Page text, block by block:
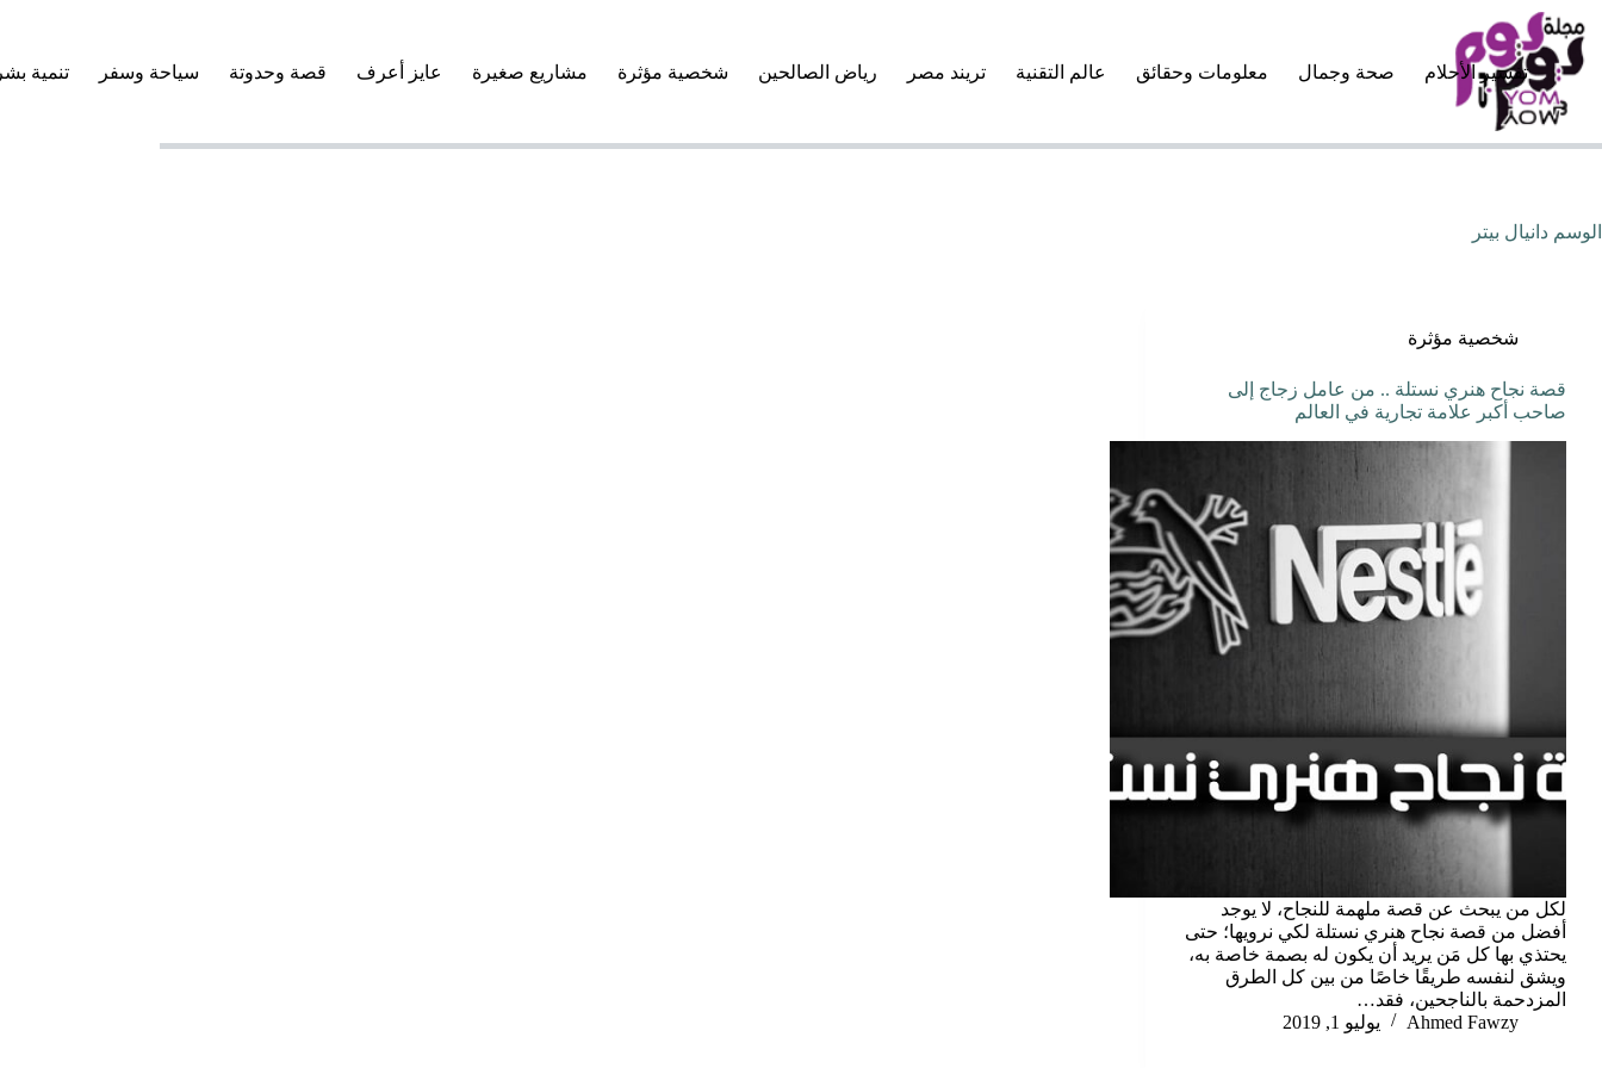
إلى
المحتوى
تفسير الأحلام صحة وجمال معلومات وحقائق عالم التقنية تريند مصر رياض الصالحين شخصية مؤثرة مشاريع صغيرة عايز أعرف قصة وحدوتة سياحة وسفر تنمية
الوسم دانيال بيتر
شخصية مؤثرة
قصة نجاح هنري نستلة .. من عامل زجاج إلى
صاحب أكبر علامة تجارية في العالم
لكل من يبحث عن قصة ملهمة للنجاح، لا يوجد
أفضل من قصة نجاح هنري نستلة لكي نرويها؛ حتى
يحتذي بها كل مَن يريد أن يكون له بصمة خاصة به،
ويشق لنفسه طريقًا خاصًا من بين كل الطرق
المزدحمة بالناجحين، فقد…
Ahmed Fawzy
يوليو 1, 2019